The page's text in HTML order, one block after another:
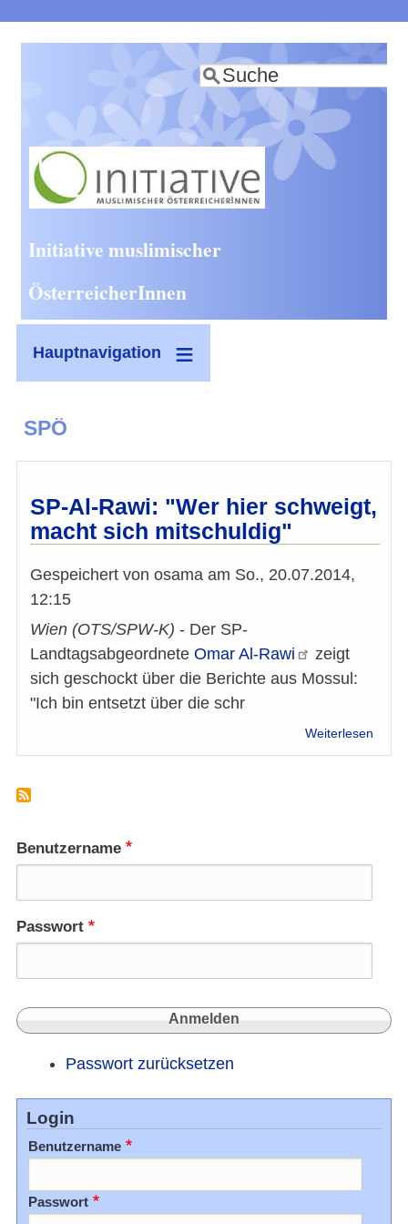
zum
Inhalt
Suche
Initiative muslimischer
ÖsterreicherInnen
Hauptnavigation
SPÖ
SP-Al-Rawi: "Wer hier schweigt,
macht sich mitschuldig"
Gespeichert von osama am So., 20.07.2014,
12:15
Wien (OTS/SPW-K) - Der SP-
Landtagsabgeordnete Omar Al-Rawi
zeigt
sich geschockt über die Berichte aus Mossul:
"Ich bin entsetzt über die schr
Weiterlesen
Benutzername
Passwort
Passwort zurücksetzen
Login
Benutzername
Passwort